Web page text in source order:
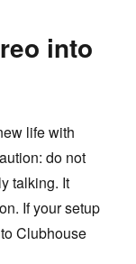
into
life with
do not
talking. It
If your setup
Clubhouse